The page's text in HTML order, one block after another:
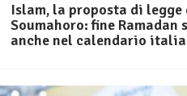
Islam, la proposta di legge
Soumahoro: fine Ramadan
anche nel calendario